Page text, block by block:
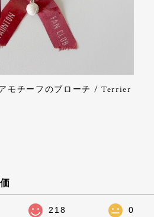
モチーフのブローチ / Terrier
218 0